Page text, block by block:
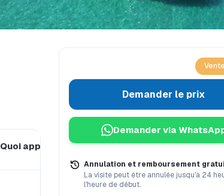
Quoi apporter avec vous? Ce qu'il faut savoir
Demander le prix
Demander via
Annulation et remboursement
La visite peut être annulée jusqu'à 24
l'heure de début.